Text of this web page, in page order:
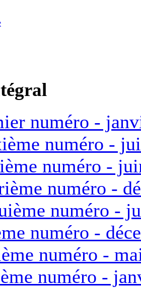
numéro -
numéro -
numéro -
numéro -
numéro -
numéro -
numéro -
numéro -